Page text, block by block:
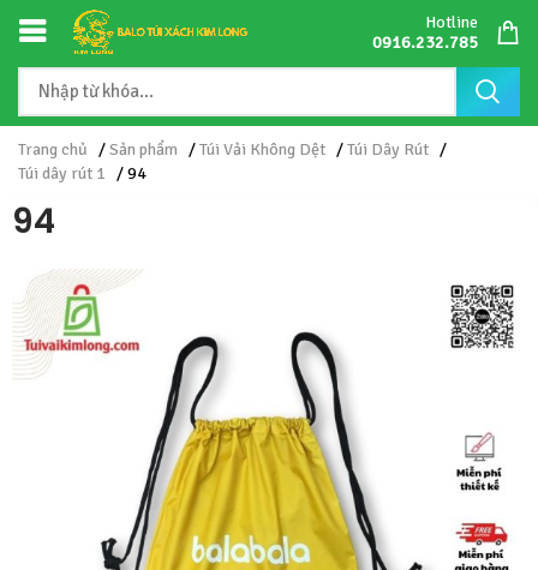
Hotline
0916.232.785
Trang chủ /Sản phẩm /Túi Vải Không Dệt /Túi Dây Rút /
Túi dây rút 1 / 94
94